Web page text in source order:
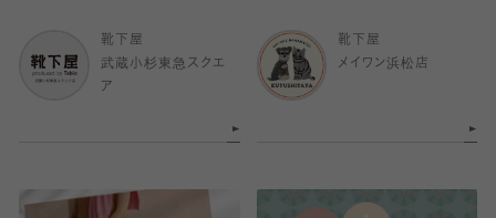
靴下屋
武蔵小杉東急スクエ
ア
靴下屋
メイワン浜松店